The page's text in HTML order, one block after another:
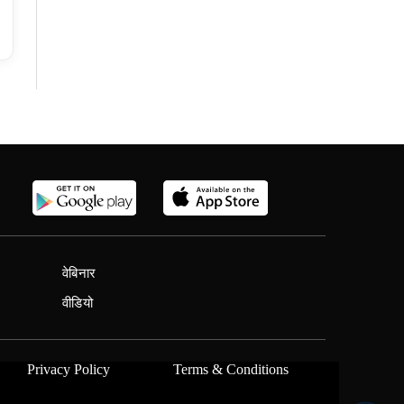
वेबिनार
वीडियो
Privacy Policy Terms & Conditions